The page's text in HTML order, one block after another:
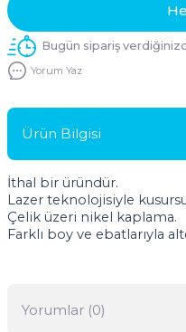
Bugün sipariş
Yorum Yaz
Ürün Bilgisi
İthal bir üründür.
Lazer teknolojisiyle
Çelik üzeri nikel kaplama.
Farklı boy ve ebatlarıyla
Yorumlar (0)